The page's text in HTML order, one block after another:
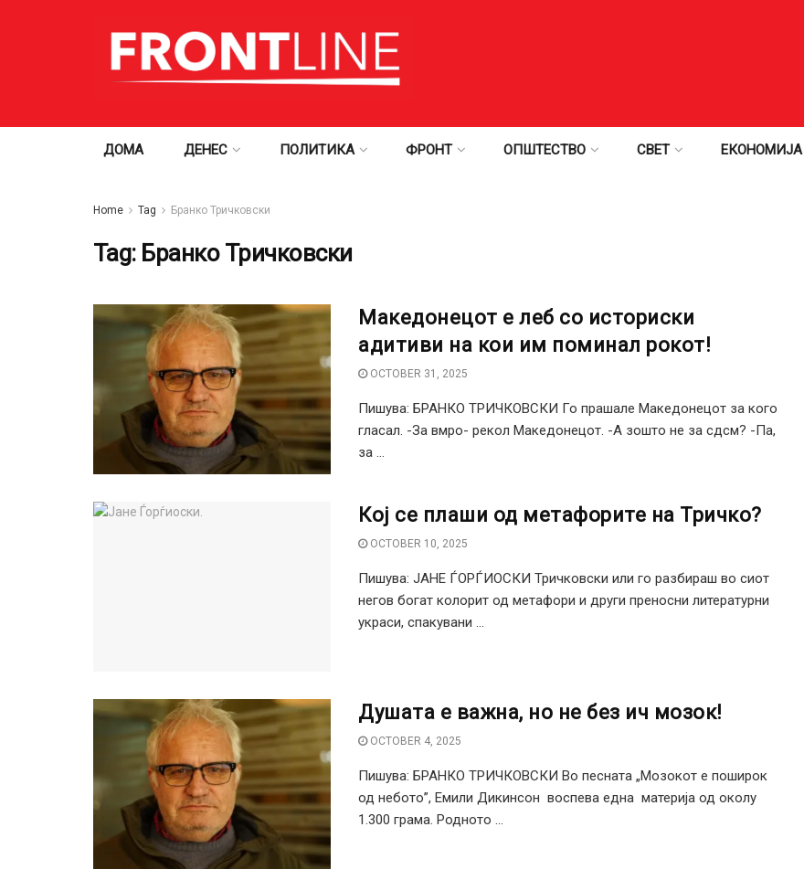
ДОМА ДЕНЕС ПОЛИТИКА ФРОНТ ОПШТЕСТВО СВЕТ ЕКОНОМИЈА
Home Tag Бранко Тричковски
Tag: Бранко Тричковски
Македонецот е леб со историски
адитиви на кои им поминал рокот!
OCTOBER 31, 2025
Пишува: БРАНКО ТРИЧКОВСКИ Го прашале Македонецот за кого
гласал. -За вмро- рекол Македонецот. -А зошто не за сдсм? -Па,
за ...
Кој се плаши од метафорите на Тричко?
OCTOBER 10, 2025
Пишува: ЈАНЕ ЃОРЃИОСКИ Тричковски или го разбираш во сиот
негов богат колорит од метафори и други преносни литературни
украси, спакувани ...
Душата е важна, но не без ич мозок!
OCTOBER 4, 2025
Пишува: БРАНКО ТРИЧКОВСКИ Во песната „Мозокот е поширок
од небото”, Емили Дикинсон воспева една материја од околу
1.300 грама. Родното ...